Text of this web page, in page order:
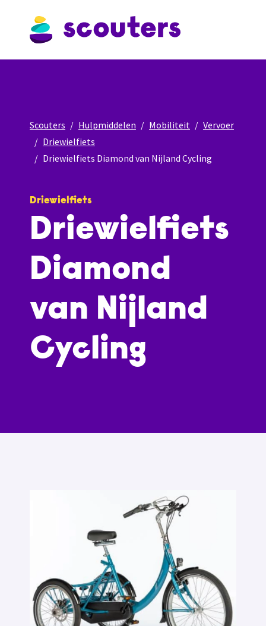
Scouters Hulpmiddelen Mobiliteit
Vervoer
Driewielfiets
Driewielfiets Diamond van Nijland Cycling
Driewielfiets
Driewielfiets
Diamond
van Nijland
Cycling